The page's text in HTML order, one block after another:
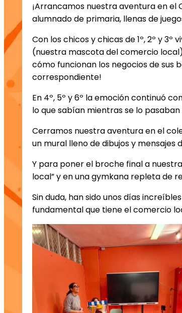
¡Arrancamos nuestra aventura en el
alumnado de primaria, llenas de
Con los chicos y chicas de 1º, 2º y
(nuestra mascota del comercio
cómo funcionan los negocios de sus
correspondiente!
En 4º, 5º y 6º la emoción continuó
lo que sabían mientras se lo pasaban
Cerramos nuestra aventura en el
un mural lleno de dibujos y
Y para poner el broche final a
local” y en una gymkana repleta de
Sin duda, han sido unos días
fundamental que tiene el comercio